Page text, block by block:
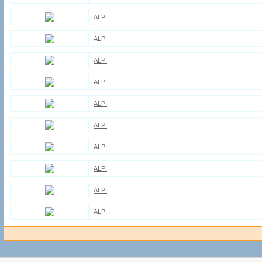
ALPI
ALPI
ALPI
ALPI
ALPI
ALPI
ALPI
ALPI
ALPI
ALPI